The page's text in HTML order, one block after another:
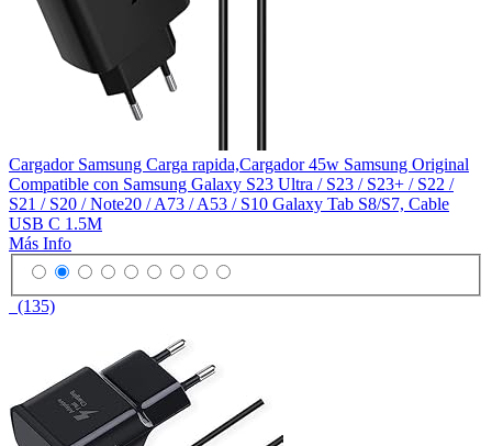
Cargador Samsung Carga rapida,Cargador 45w Samsung Original
Compatible con Samsung Galaxy S23 Ultra / S23 / S23+ / S22 /
S21 / S20 / Note20 / A73 / A53 / S10 Galaxy Tab S8/S7, Cable
USB C 1.5M
Más Info
(135)